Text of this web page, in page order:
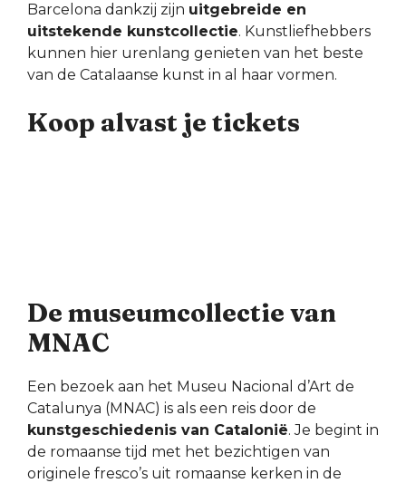
Barcelona dankzij zijn uitgebreide en
uitstekende kunstcollectie. Kunstliefhebbers
kunnen hier urenlang genieten van het beste
van de Catalaanse kunst in al haar vormen.
Koop alvast je tickets
De museumcollectie van
MNAC
Een bezoek aan het Museu Nacional d’Art de
Catalunya (MNAC) is als een reis door de
kunstgeschiedenis van Catalonië. Je begint in
de romaanse tijd met het bezichtigen van
originele fresco’s uit romaanse kerken in de